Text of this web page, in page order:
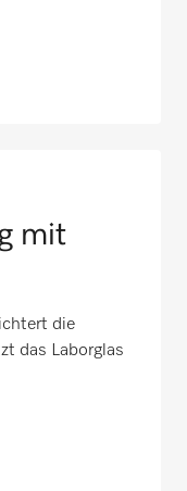
mit
die
das Laborglas